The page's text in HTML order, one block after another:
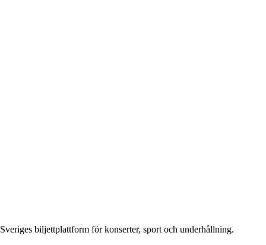
Sveriges biljettplattform för konserter, sport och underhållning.